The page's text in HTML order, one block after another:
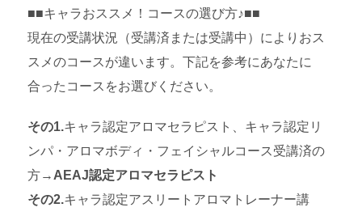
■■キャラおススメ！コースの選び方♪■■
現在の受講状況（受講済または受講中）によりおス
スメのコースが違います。下記を参考にあなたに
合ったコースをお選びください。
その1.キャラ認定アロマセラピスト、キャラ認定リ
ンパ・アロマボディ・フェイシャルコース受講済の
方→ AEAJ認定アロマセラピスト
その2.キャラ認定アスリートアロマトレーナー講